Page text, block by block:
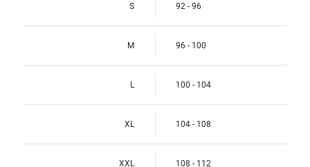
S 92 - 96
M 96 - 100
L 100 - 104
XL 104 - 108
XXL 108 - 112